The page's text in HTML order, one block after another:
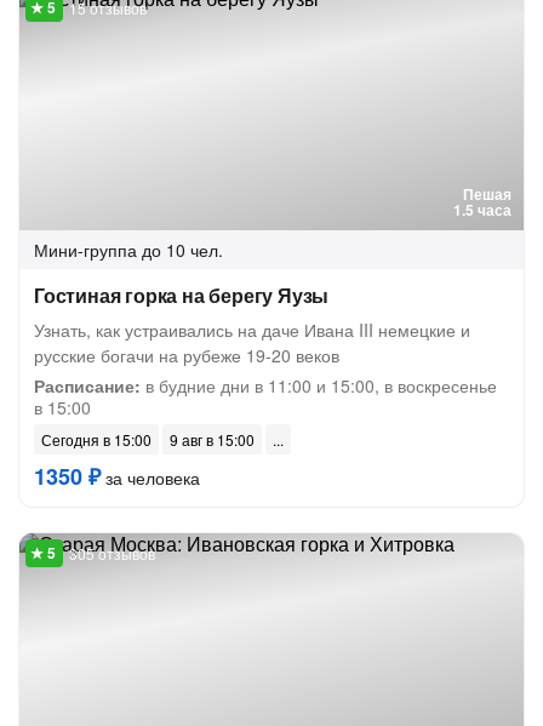
Пешая
1.5 часа
15 отзывов
Мини-группа до 10 чел.
Гостиная горка на берегу Яузы
Узнать, как устраивались на даче Ивана III немецкие и
русские богачи на рубеже 19-20 веков
Расписание: в будние дни в 11:00 и 15:00, в воскресенье
в 15:00
Сегодня в 15:00 9 авг в 15:00
1350 ₽за человека
305 отзывов